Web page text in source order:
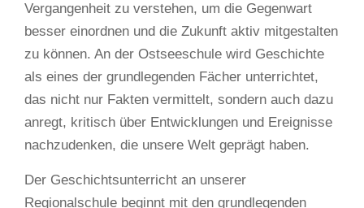
Vergangenheit zu verstehen, um die Gegenwart
besser einordnen und die Zukunft aktiv mitgestalten
zu können. An der Ostseeschule wird Geschichte
als eines der grundlegenden Fächer unterrichtet,
das nicht nur Fakten vermittelt, sondern auch dazu
anregt, kritisch über Entwicklungen und Ereignisse
nachzudenken, die unsere Welt geprägt haben.
Der Geschichtsunterricht an unserer
Regionalschule beginnt mit den grundlegenden